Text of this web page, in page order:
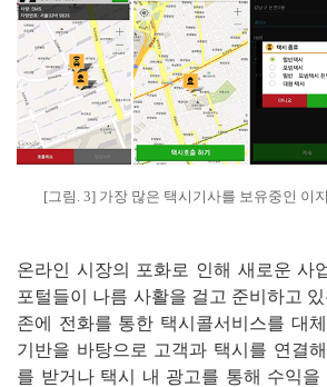
[그림. 3] 가장 많은 택시기사를 보유중인 이
온라인 시장의 포화로 인해 새로운 사
포털들이 나름 사활을 걸고 준비하고
존에 전화를 통한 택시콜서비스를 대
기반을 바탕으로 고객과 택시를 연결
를 받거나 택시 내 광고를 통해 수익을